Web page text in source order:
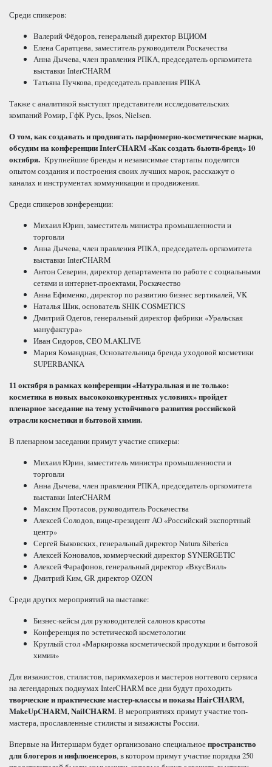
Среди спикеров:
Валерий Фёдоров, генеральный директор ВЦИОМ
Елена Саратцева, заместитель руководителя Роскачества
Анна Дычева, член правления РПКА, председатель оргкомитета
выставки InterCHARM
Татьяна Пучкова, председатель правления РПКА
Также с аналитикой выступят представители исследовательских
компаний Ромир, ГфК Русь, Ipsos, Nielsen.
О том, как создавать и продвигать парфюмерно-косметические марки,
обсудим на конференцииInterCHARM«Как создать бьюти-бренд» 10
октября. Крупнейшие бренды и независимые стартапы поделятся
опытом создания и построения своих лучших марок, расскажут о
каналах и инструментах коммуникации и продвижения.
Среди спикеров конференции:
Михаил Юрин, заместитель министра промышленности и
торговли
Анна Дычева, член правления РПКА, председатель оргкомитета
выставки InterCHARM
Антон Северин, директор департамента по работе с социальными
сетями и интернет-проектами, Роскачество
Анна Ефименко, директор по развитию бизнес вертикалей, VK
Наталья Шик, основатель SHIK COSMETICS
Дмитрий Одегов, генеральный директор фабрики «Уральская
мануфактура»
Иван Сидоров, CEO M.AKLIVE
Мария Командная, Основательница бренда уходовой косметики
SUPERBANKA
11 октября в рамках конференции «Натуральная и не только:
косметика в новых высококонкурентных условиях» пройдет
пленарное заседание на тему устойчивого развития российской
отрасли косметики и бытовой химии.
В пленарном заседании примут участие спикеры:
Михаил Юрин, заместитель министра промышленности и
торговли
Анна Дычева, член правления РПКА, председатель оргкомитета
выставки InterCHARM
Максим Протасов, руководитель Роскачества
Алексей Солодов, вице-президент АО «Российский экспортный
центр»
Сергей Быковских, генеральный директор Natura Siberica
Алексей Коновалов, коммерческий директор SYNERGETIC
Алексей Фарафонов, генеральный директор «ВкусВилл»
Дмитрий Ким,GR директор OZON
Среди других мероприятий на выставке:
Бизнес-кейсы для руководителей салонов красоты
Конференция по эстетической косметологии
Круглый стол «Маркировка косметической продукции и бытовой
химии»
Для визажистов, стилистов, парикмахеров и мастеров ногтевого сервиса
на легендарных подиумах InterCHARM все дни будут проходить
творческие и практические мастер-классы и показыHairCHARM,
MakeUpCHARM,NailCHARM. В мероприятиях примут участие топ-
мастера, прославленные стилисты и визажисты России.
Впервые на Интершарм будет организовано специальноепространство
для блогеров и инфлюенсеров, в котором примут участие порядка 250